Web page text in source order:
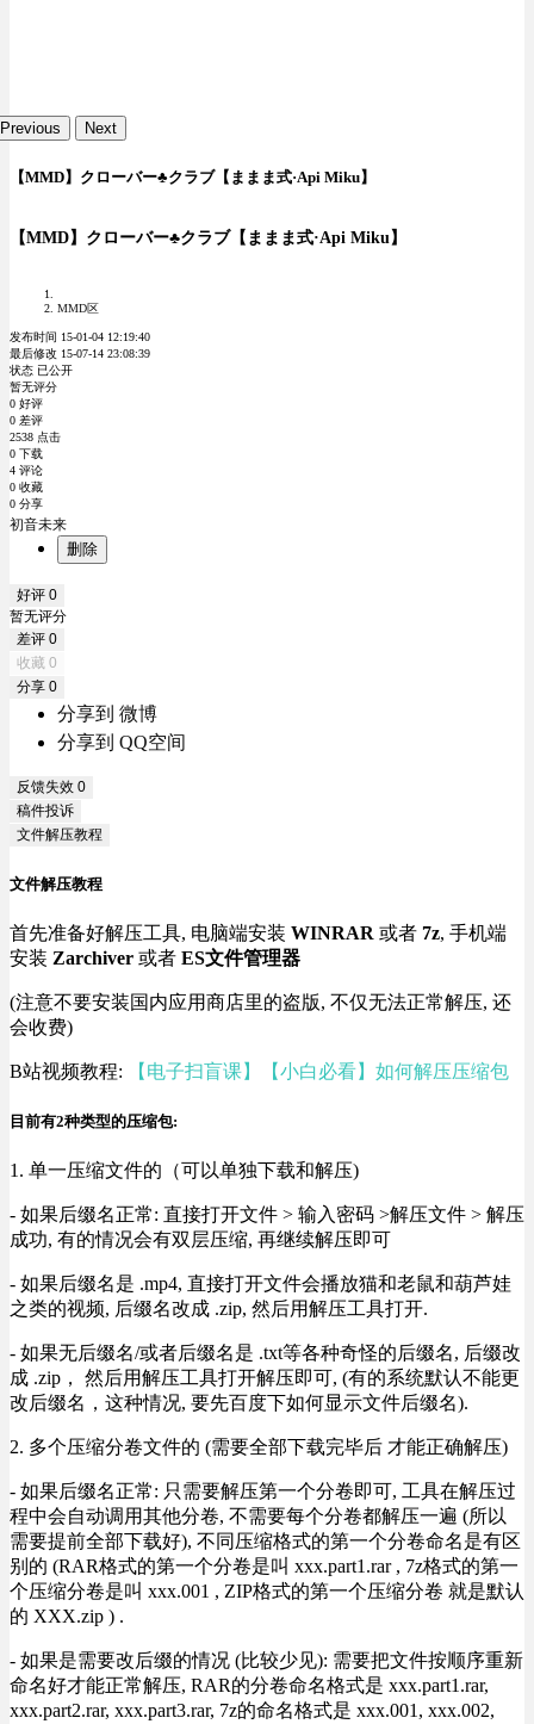
Previous Next
【MMD】クローバー♣クラブ【ままま式·Api Miku】
【MMD】クローバー♣クラブ【ままま式·Api Miku】
MMD区
发布时间 15-01-04 12:19:40
最后修改 15-07-14 23:08:39
状态 已公开
暂无评分
0 好评
0 差评
2538 点击
0 下载
4 评论
0 收藏
0 分享
初音未来
删除
好评 0
暂无评分
差评 0
收藏 0
分享 0
分享到 微博
分享到 QQ空间
反馈失效 0
稿件投诉
文件解压教程
文件解压教程
首先准备好解压工具, 电脑端安装 WINRAR 或者 7z, 手机端
安装 Zarchiver 或者 ES文件管理器
(注意不要安装国内应用商店里的盗版, 不仅无法正常解压, 还
会收费)
B站视频教程: 【电子扫盲课】【小白必看】如何解压压缩包
目前有2种类型的压缩包:
1. 单一压缩文件的（可以单独下载和解压)
- 如果后缀名正常: 直接打开文件 > 输入密码 >解压文件 > 解压
成功, 有的情况会有双层压缩, 再继续解压即可
- 如果后缀名是 .mp4, 直接打开文件会播放猫和老鼠和葫芦娃
之类的视频, 后缀名改成 .zip, 然后用解压工具打开.
- 如果无后缀名/或者后缀名是 .txt等各种奇怪的后缀名, 后缀改
成 .zip， 然后用解压工具打开解压即可, (有的系统默认不能更
改后缀名，这种情况, 要先百度下如何显示文件后缀名).
2. 多个压缩分卷文件的 (需要全部下载完毕后 才能正确解压)
- 如果后缀名正常: 只需要解压第一个分卷即可, 工具在解压过
程中会自动调用其他分卷, 不需要每个分卷都解压一遍 (所以
需要提前全部下载好), 不同压缩格式的第一个分卷命名是有区
别的 (RAR格式的第一个分卷是叫 xxx.part1.rar , 7z格式的第一
个压缩分卷是叫 xxx.001 , ZIP格式的第一个压缩分卷 就是默认
的 XXX.zip ) .
- 如果是需要改后缀的情况 (比较少见): 需要把文件按顺序重新
命名好才能正常解压, RAR的分卷命名格式是 xxx.part1.rar,
xxx.part2.rar, xxx.part3.rar, 7z的命名格式是 xxx.001, xxx.002,